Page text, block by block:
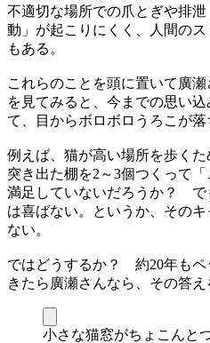
不適切な場所での爪とぎや排
動」が起こりにくく、人間の
もある。
これらのことを頭に置いて廣
を見てみると、今までの思い
て、目からボロボロうろこが落
例えば、猫が高い場所を歩く
突き出た棚を2～3個つくって
満足していないだろうか？ で
は喜ばない。というか、その
ない。
ではどうするか？ 約20年もペ
きたら廣瀬さんなら、その答え
小さな猫窓がちょこんと